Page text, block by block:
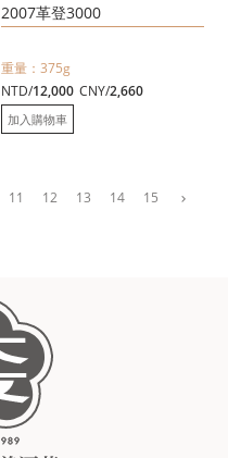
2007革登3000
重量：375g
NTD/12,000 CNY/2,660
加入購物車
11 12 13 14 15